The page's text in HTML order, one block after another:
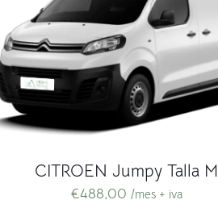
CITROEN Jumpy Talla M
€488,00 /mes + iva